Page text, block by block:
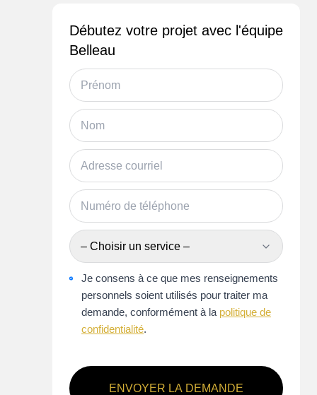
Débutez votre projet avec l'équipe
Belleau
– Choisir un service –
Je consens à ce que mes renseignements
personnels soient utilisés pour traiter ma
demande, conformément à la politique de
confidentialité.
ENVOYER LA DEMANDE